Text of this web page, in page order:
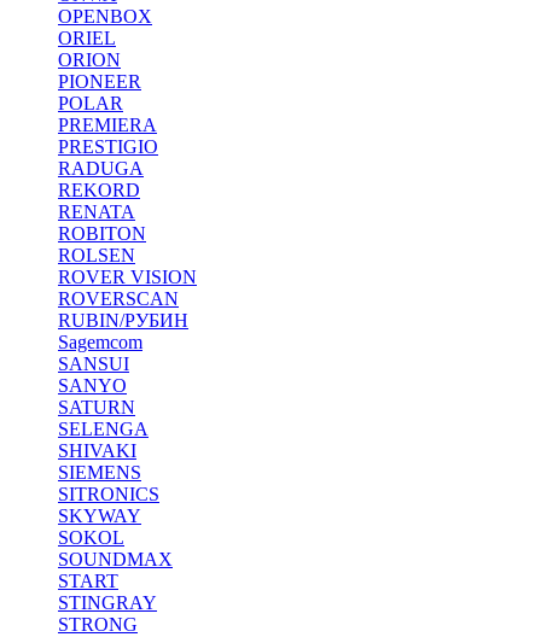
OPENBOX
ORIEL
ORION
PIONEER
POLAR
PREMIERA
PRESTIGIO
RADUGA
REKORD
RENATA
ROBITON
ROLSEN
ROVER VISION
ROVERSCAN
RUBIN/РУБИН
Sagemcom
SANSUI
SANYO
SATURN
SELENGA
SHIVAKI
SIEMENS
SITRONICS
SKYWAY
SOKOL
SOUNDMAX
START
STINGRAY
STRONG